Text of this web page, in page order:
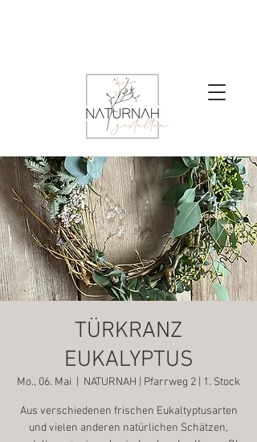
TÜRKRANZ
EUKALYPTUS
Mo., 06. Mai NATURNAH | Pfarrweg 2 | 1. Stock
Aus verschiedenen frischen Eukaltyptusarten
und vielen anderen natürlichen Schätzen,